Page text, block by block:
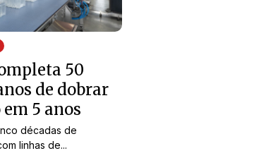
50
de dobrar
5 anos
décadas de
linhas de...